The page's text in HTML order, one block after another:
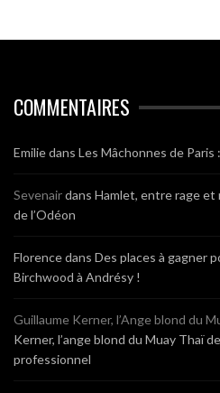
COMMENTAIRES
Emiliedans Les Mâchonnes de Paris
Sevenairdans Hamlet, entre rage et
de l’Odéon
Florencedans Des places à gagner
Birchwood à Andrésy !
Guillaume Kerner, l’Ange blond du
Kerner, l’ange blond du Muay Thaï
professionnel